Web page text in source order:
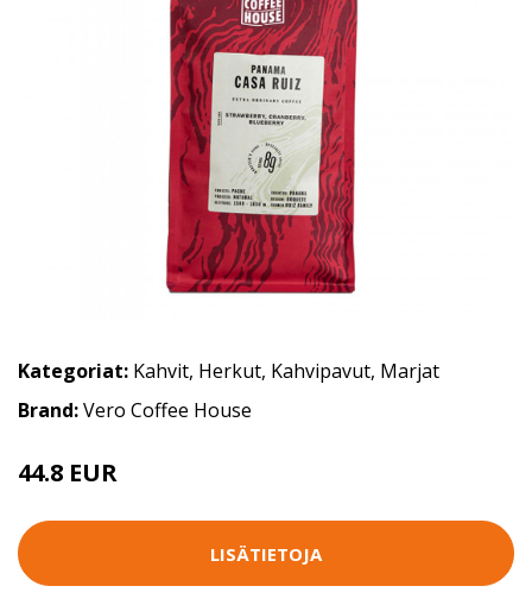
Kategoriat: Kahvit, Herkut, Kahvipavut, Marjat
Brand:Vero Coffee House
44.8 EUR
LISÄTIETOJA